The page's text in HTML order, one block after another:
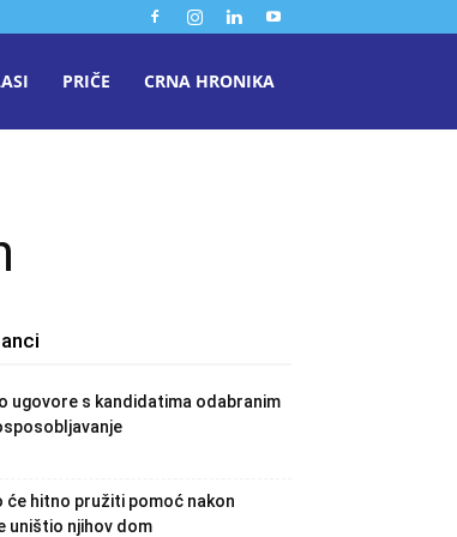
PRIČE CRNA HRONIKA
ugovore s kandidatima odabranim
će hitno pružiti pomoć nakon
uništio njihov dom